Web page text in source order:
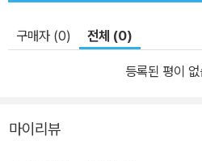
가 항상 ‘나는 나다’라고 내세우는 나
알려지면 나는 매장당하고 말 거야’라
에게 공감하고 너그러워질 수 있기 때
구매자 (0) 전체 (0)
등록된 평이
마이리뷰